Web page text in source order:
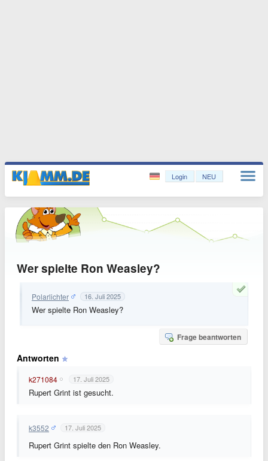
Login NEU
Wer spielte Ron Weasley?
Polarlichter 16. Juli 2025
Wer spielte Ron Weasley?
Frage beantworten
Antworten
k271084 17. Juli 2025
Rupert Grint ist gesucht.
k3552 17. Juli 2025
Rupert Grint spielte den Ron Weasley.